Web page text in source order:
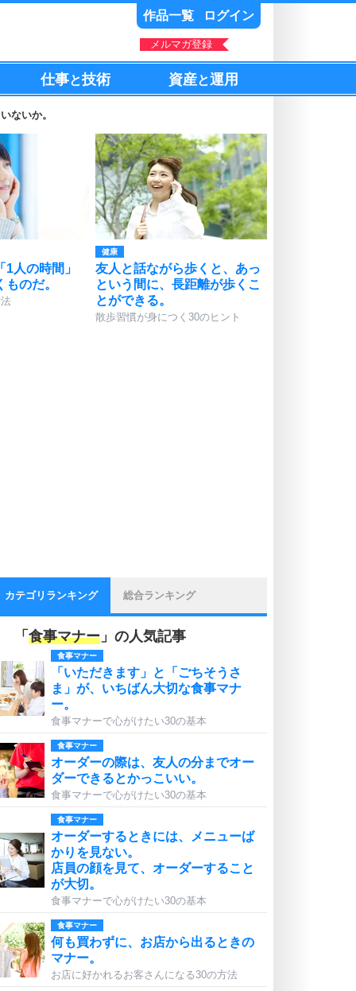
作品一覧 ログイン
メルマガ登録
仕事と技術 資産と運用
ないか。
人の時間」
のだ。
健康
友人と話ながら歩くと、あっ
という間に、長距離が歩くこ
とができる。
散歩習慣が身につく30のヒント
カテゴリランキング 総合ランキング
「 食事マナー 」の人気記事
食事マナー
「いただきます」と「ごちそうさ
ま」が、いちばん大切な食事マナ
ー。
食事マナーで心がけたい30の基本
食事マナー
オーダーの際は、友人の分までオー
ダーできるとかっこいい。
食事マナーで心がけたい30の基本
食事マナー
オーダーするときには、メニューば
かりを見ない。
店員の顔を見て、オーダーすること
が大切。
食事マナーで心がけたい30の基本
食事マナー
何も買わずに、お店から出るときの
マナー。
お店に好かれるお客さんになる30の方法